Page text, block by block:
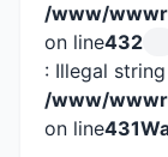
/www/
on line432
: Illegal
/www/
on line431